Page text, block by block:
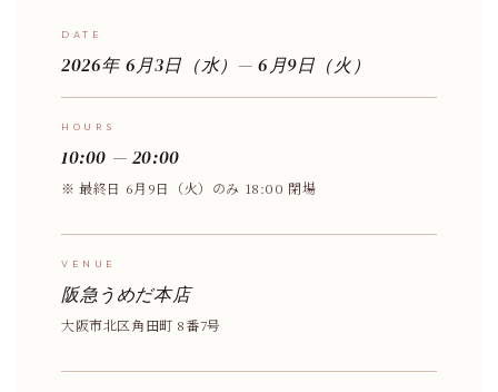
DATE
2026年 6月3日（水）— 6月9日（火）
HOURS
10:00 — 20:00
※ 最終日 6月9日（火）のみ 18:00 閉場
VENUE
阪急うめだ本店
大阪市北区角田町 8番7号